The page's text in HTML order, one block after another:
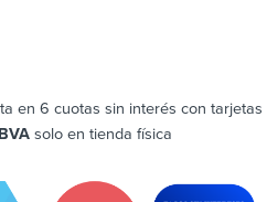
en 6 cuotas sin interés con tarjetas
solo en tienda física